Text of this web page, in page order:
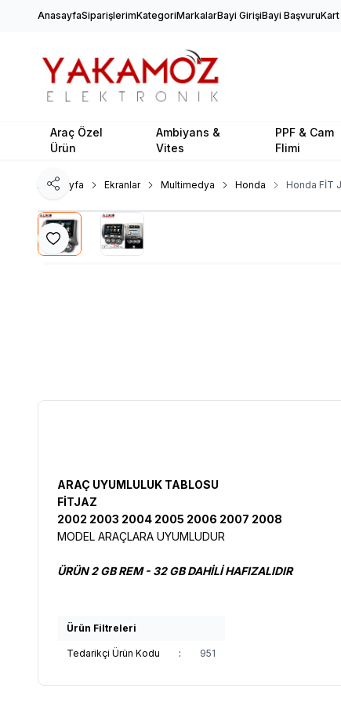
AnasayfaSiparişlerimKategoriMarkalarBayi GirişiBayi Başvuru
Araç Özel
Ürün
Ambiyans &
Vites
PPF & Cam
Flimi
Ana Sayfa Ekranlar Multimedya Honda Honda FİT
Favoriye Ekle
Paylaş
ARAÇ UYUMLULUK TABLOSU
FİTJAZ
2002 2003 2004 2005 2006 2007 2008
MODEL ARAÇLARA UYUMLUDUR
ÜRÜN 2 GB REM - 32 GB DAHİLİ HAFIZALIDIR
Ürün Filtreleri
Tedarikçi Ürün Kodu : 951